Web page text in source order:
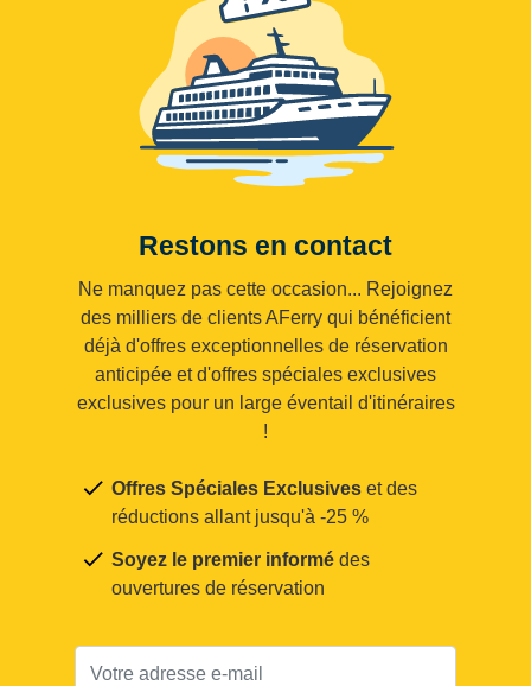
Restons en contact
Ne manquez pas cette occasion... Rejoignez
des milliers de clients AFerry qui bénéficient
déjà d'offres exceptionnelles de réservation
anticipée et d'offres spéciales exclusives
exclusives pour un large éventail d'itinéraires
!
Offres Spéciales Exclusives et des
réductions allant jusqu'à -25 %
Soyez le premier informé des
ouvertures de réservation